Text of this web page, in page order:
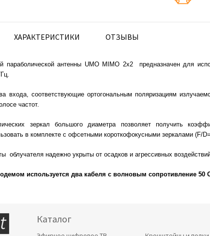
ХАРАКТЕРИСТИКИ ОТЗЫВЫ
параболической антенны UMO MIMO 2x2 предназначен для
входа, соответствующие ортогональным поляризациям
частот.
зеркал большого диаметра позволяет получить
в комплекте с офсетными короткофокусными зеркалами (F/
облучателя надежно укрыты от осадков и агрессивных
используется два кабеля с волновым сопротивление 50
Каталог